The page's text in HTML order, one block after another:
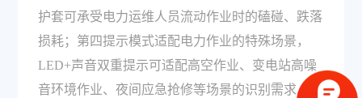
护套可承受电力运维人员流动作业时的磕碰、跌落
损耗；第四提示模式适配电力作业的特殊场景，
LED+声音双重提示可适配高空作业、变电站高噪
音环境作业、夜间应急抢修等场景的识别需求，自